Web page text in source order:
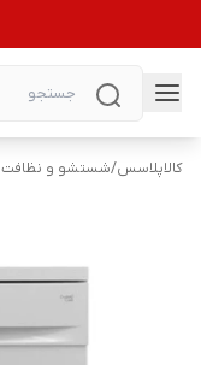
کالاپلاسس/شستشو و نظافت